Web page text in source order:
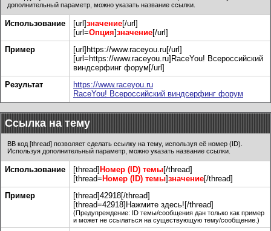
дополнительный параметр, можно указать название ссылки.
Использование [url]значение[/url]
[url=Опция]значение[/url]
Пример
[url]https://www.raceyou.ru[/url]
[url=https://www.raceyou.ru]RaceYou! Всероссийский
виндсерфинг форум[/url]
Результат
https://www.raceyou.ru
RaceYou! Всероссийский виндсерфинг форум
Ссылка на тему
BB код [thread] позволяет сделать ссылку на тему, используя её номер (ID).
Используя дополнительный параметр, можно указать название ссылки.
Использование [thread] Номер (ID) темы[/thread]
[thread= Номер (ID) темы]значение[/thread]
Пример
[thread]42918[/thread]
[thread=42918]Нажмите здесь![/thread]
(Предупреждение: ID темы/сообщения дан только как пример
и может не ссылаться на существующую тему/сообщение.)